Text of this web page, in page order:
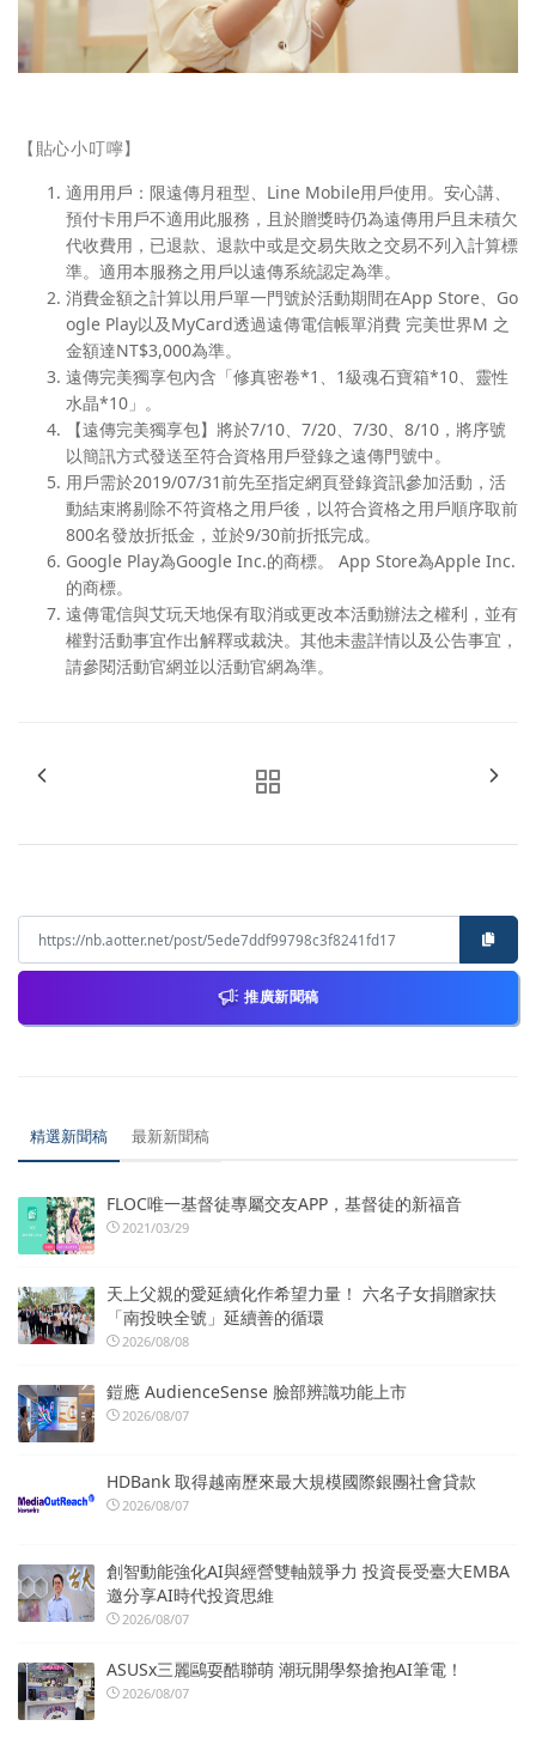
【貼心小叮嚀】
適用用戶：限遠傳月租型、Line Mobile用戶使用。安心講、
預付卡用戶不適用此服務，且於贈獎時仍為遠傳用戶且未積欠
代收費用，已退款、退款中或是交易失敗之交易不列入計算標
準。適用本服務之用戶以遠傳系統認定為準。
消費金額之計算以用戶單一門號於活動期間在App Store、Go
ogle Play以及MyCard透過遠傳電信帳單消費 完美世界M 之
金額達NT$3,000為準。
遠傳完美獨享包內含「修真密卷*1、1級魂石寶箱*10、靈性
水晶*10」。
【遠傳完美獨享包】將於7/10、7/20、7/30、8/10，將序號
以簡訊方式發送至符合資格用戶登錄之遠傳門號中。
用戶需於2019/07/31前先至指定網頁登錄資訊參加活動，活
動結束將剔除不符資格之用戶後，以符合資格之用戶順序取前
800名發放折抵金，並於9/30前折抵完成。
Google Play為Google Inc.的商標。 App Store為Apple Inc.
的商標。
遠傳電信與艾玩天地保有取消或更改本活動辦法之權利，並有
權對活動事宜作出解釋或裁決。其他未盡詳情以及公告事宜，
請參閱活動官網並以活動官網為準。
推廣新聞稿
精選新聞稿 最新新聞稿
FLOC唯一基督徒專屬交友APP，基督徒的新福音
2021/03/29
天上父親的愛延續化作希望力量！ 六名子女捐贈家扶
「南投映全號」延續善的循環
2026/08/08
鎧應 AudienceSense 臉部辨識功能上市
2026/08/07
HDBank 取得越南歷來最大規模國際銀團社會貸款
2026/08/07
創智動能強化AI與經營雙軸競爭力 投資長受臺大EMBA
邀分享AI時代投資思維
2026/08/07
ASUSx三麗鷗耍酷聯萌 潮玩開學祭搶抱AI筆電！
2026/08/07